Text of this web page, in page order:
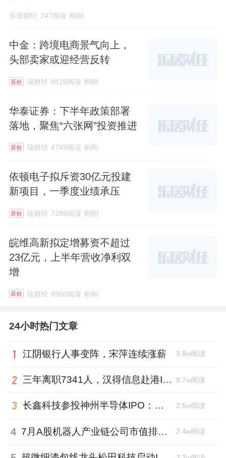
乐居财经 247阅读 刚刚
中金：跨境电商景气向上，
头部卖家或迎经营反转
原创 瑞财经 8816阅读 刚刚
华泰证券：下半年政策部署
落地，聚焦“六张网”投资推进
原创 瑞财经 4749阅读 刚刚
依顿电子拟斥资30亿元投建
新项目，一季度业绩承压
原创 瑞财经 7288阅读 刚刚
皖维高新拟定增募资不超过
23亿元，上半年营收净利双
增
原创 瑞财经 8960阅读 刚刚
24小时热门文章
江阴银行人事变阵，宋萍连续涨薪 9.8w阅读
三年离职7341人，汉得信息赴港IPO前欠缴社保1.55亿元 8.7w阅读
长鑫科技参投神州半导体IPO：朱培文、陈觉晓变现2.6亿，董秘和保荐人有旧 2.5w阅读
4 7月A股机器人产业链公司市值排行：大族激光跌去四成，奥比中光跻身前三 2.4w阅读